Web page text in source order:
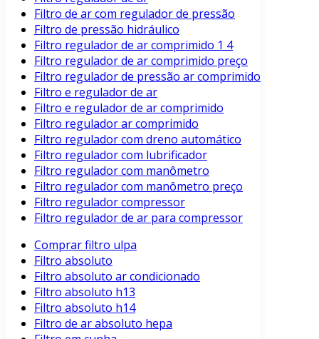
Filtro de ar com regulador de pressão
Filtro de pressão hidráulico
Filtro regulador de ar comprimido 1 4
Filtro regulador de ar comprimido preço
Filtro regulador de pressão ar comprimido
Filtro e regulador de ar
Filtro e regulador de ar comprimido
Filtro regulador ar comprimido
Filtro regulador com dreno automático
Filtro regulador com lubrificador
Filtro regulador com manômetro
Filtro regulador com manômetro preço
Filtro regulador compressor
Filtro regulador de ar para compressor
Comprar filtro ulpa
Filtro absoluto
Filtro absoluto ar condicionado
Filtro absoluto h13
Filtro absoluto h14
Filtro de ar absoluto hepa